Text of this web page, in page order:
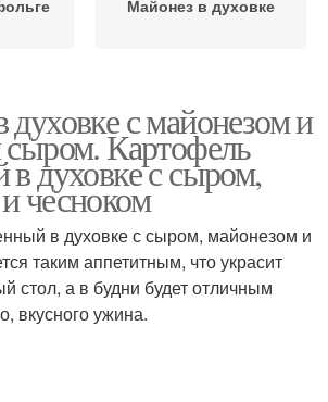
Майонез в духовке
с майонезом и
Картофель
в духовке с сыром,
чесноком
в духовке с сыром, майонезом и
таким аппетитным, что украсит
стол, а в будни будет отличным
вкусного ужина.